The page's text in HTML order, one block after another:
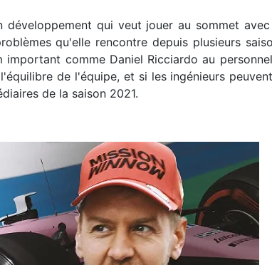
développement qui veut jouer au sommet
qu'elle rencontre depuis plusieurs
comme Daniel Ricciardo au
de l'équipe, et si les ingénieurs
de la saison 2021.